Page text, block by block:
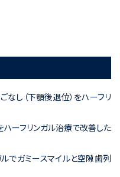
し（下顎後退位）をハーフリ
ーフリンガル治療で改善した
でガミースマイルと空隙歯列